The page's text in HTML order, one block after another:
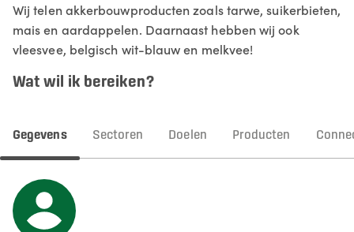
Wij telen akkerbouwproducten zoals tarwe, suikerbieten,
mais en aardappelen. Daarnaast hebben wij ook
vleesvee, belgisch wit-blauw en melkvee!
Wat wil ik bereiken?
Gegevens Sectoren Doelen Producten